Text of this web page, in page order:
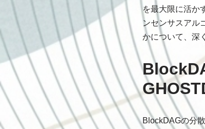
を最大限に活か
ンセンサスアル
かについて、深
BlockDAGの分